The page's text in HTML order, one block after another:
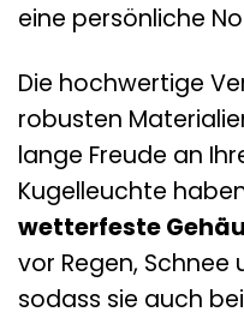
eine persönliche
Die hochwertige
robusten
lange Freude an
Kugelleuchte
wetterfeste
vor Regen, Schnee
sodass sie auch